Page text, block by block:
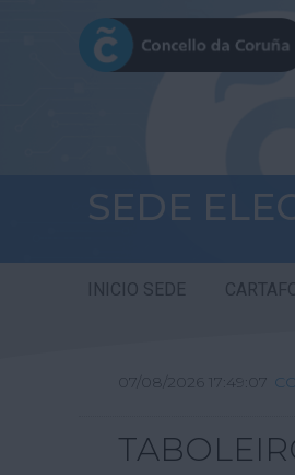
SEDE
INICIO SEDE
07/08/2026 17:49:08